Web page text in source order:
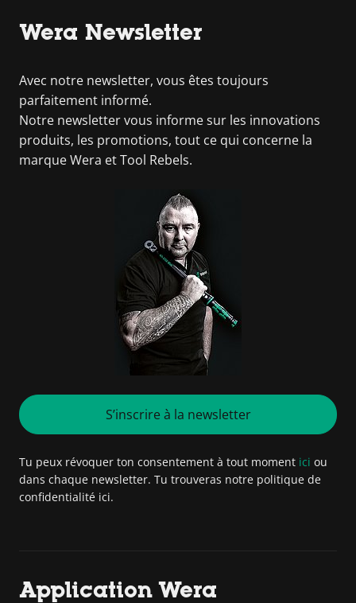
Wera Newsletter
Avec notre newsletter, vous êtes toujours
parfaitement informé.
Notre newsletter vous informe sur les innovations
produits, les promotions, tout ce qui concerne la
marque Wera et Tool Rebels.
S’inscrire à la newsletter
Tu peux révoquer ton consentement à tout moment ici ou
dans chaque newsletter. Tu trouveras notre politique de
confidentialité ici.
Application Wera